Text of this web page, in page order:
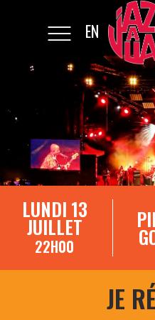
EN
LUNDI 13
JUILLET
22H00
JE